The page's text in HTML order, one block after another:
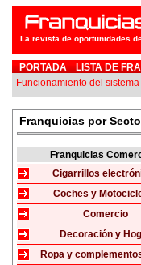
La revista de oportunidades
PORTADA LISTA DE
Funcionamiento del
Franquicias por
Franquicias
Cigarrillos
Coches y
Comercio
Decoración y
Ropa y